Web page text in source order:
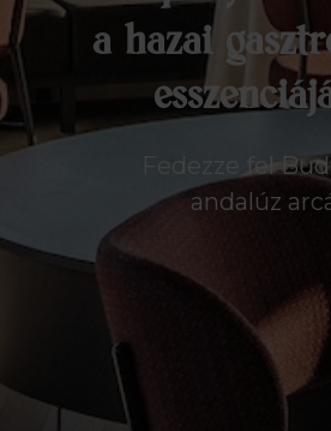
a hazai
Fedezze fel
andalúz